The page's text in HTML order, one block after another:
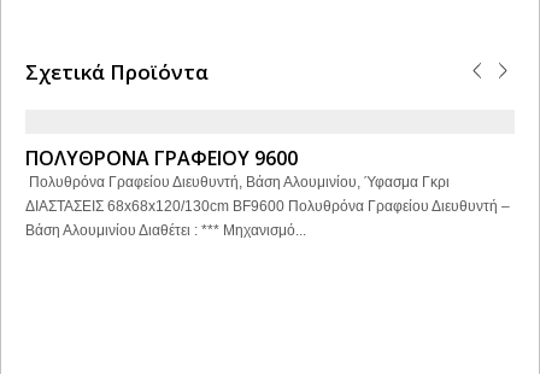
Σχετικά Προϊόντα
ΠΟΛΥΘΡΟΝΑ ΓΡΑΦΕΙΟΥ 9600
Πολυθρόνα Γραφείου Διευθυντή, Βάση Αλουμινίου, Ύφασμα Γκρι
ΔΙΑΣΤΑΣΕΙΣ 68x68x120/130cm BF9600 Πολυθρόνα Γραφείου Διευθυντή –
Βάση Αλουμινίου Διαθέτει : *** Μηχανισμό...